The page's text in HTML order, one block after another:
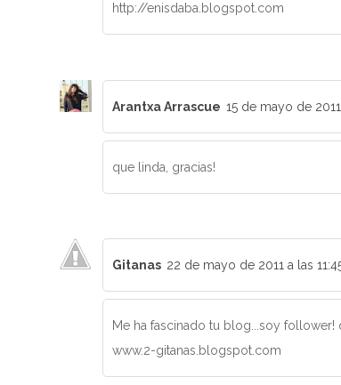
http://enisdaba.blogspot.com
Arantxa Arrascue 15 de mayo de
que linda, gracias!
Gitanas 22 de mayo de 2011 a las
Me ha fascinado tu blog...soy
www.2-gitanas.blogspot.com